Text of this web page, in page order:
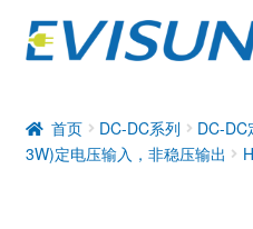
DC-DC系列
工业通信模块
首页 DC-DC系列 DC-DC
3W)定电压输入，非稳压输出